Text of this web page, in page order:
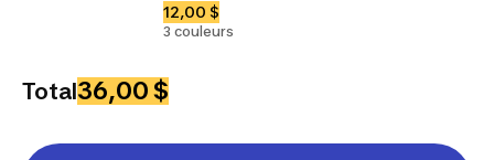
12,00 $
3 couleurs
Total36,00 $